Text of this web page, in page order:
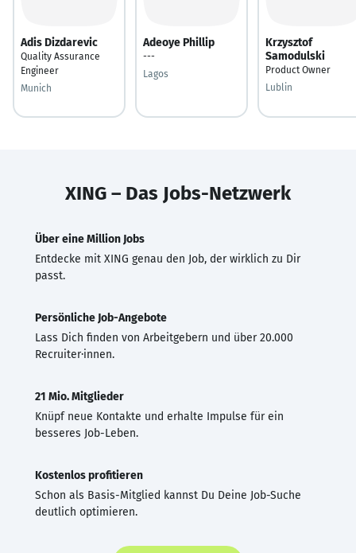
Adis Dizdarevic
Quality Assurance
Engineer
Munich
Adeoye Phillip
---
Lagos
Krzysztof
Samodulski
Product Owner
Lublin
XING – Das Jobs-Netzwerk
Über eine Million Jobs
Entdecke mit XING genau den Job, der wirklich zu Dir
passt.
Persönliche Job-Angebote
Lass Dich finden von Arbeitgebern und über 20.000
Recruiter·innen.
21 Mio. Mitglieder
Knüpf neue Kontakte und erhalte Impulse für ein
besseres Job-Leben.
Kostenlos profitieren
Schon als Basis-Mitglied kannst Du Deine Job-Suche
deutlich optimieren.